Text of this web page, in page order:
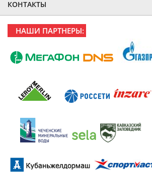
КОНТАКТЫ
НАШИ ПАРТНЕРЫ: